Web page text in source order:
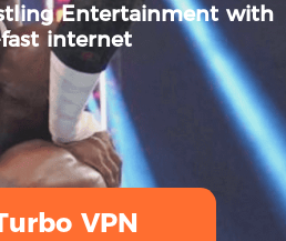
Entertainment with
internet
VPN